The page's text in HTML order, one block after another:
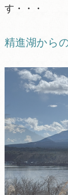
す・・・
精進湖から